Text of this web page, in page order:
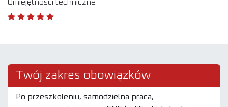
Umiejętności techniczne
Twój zakres obowiązków
Po przeszkoleniu, samodzielna praca,